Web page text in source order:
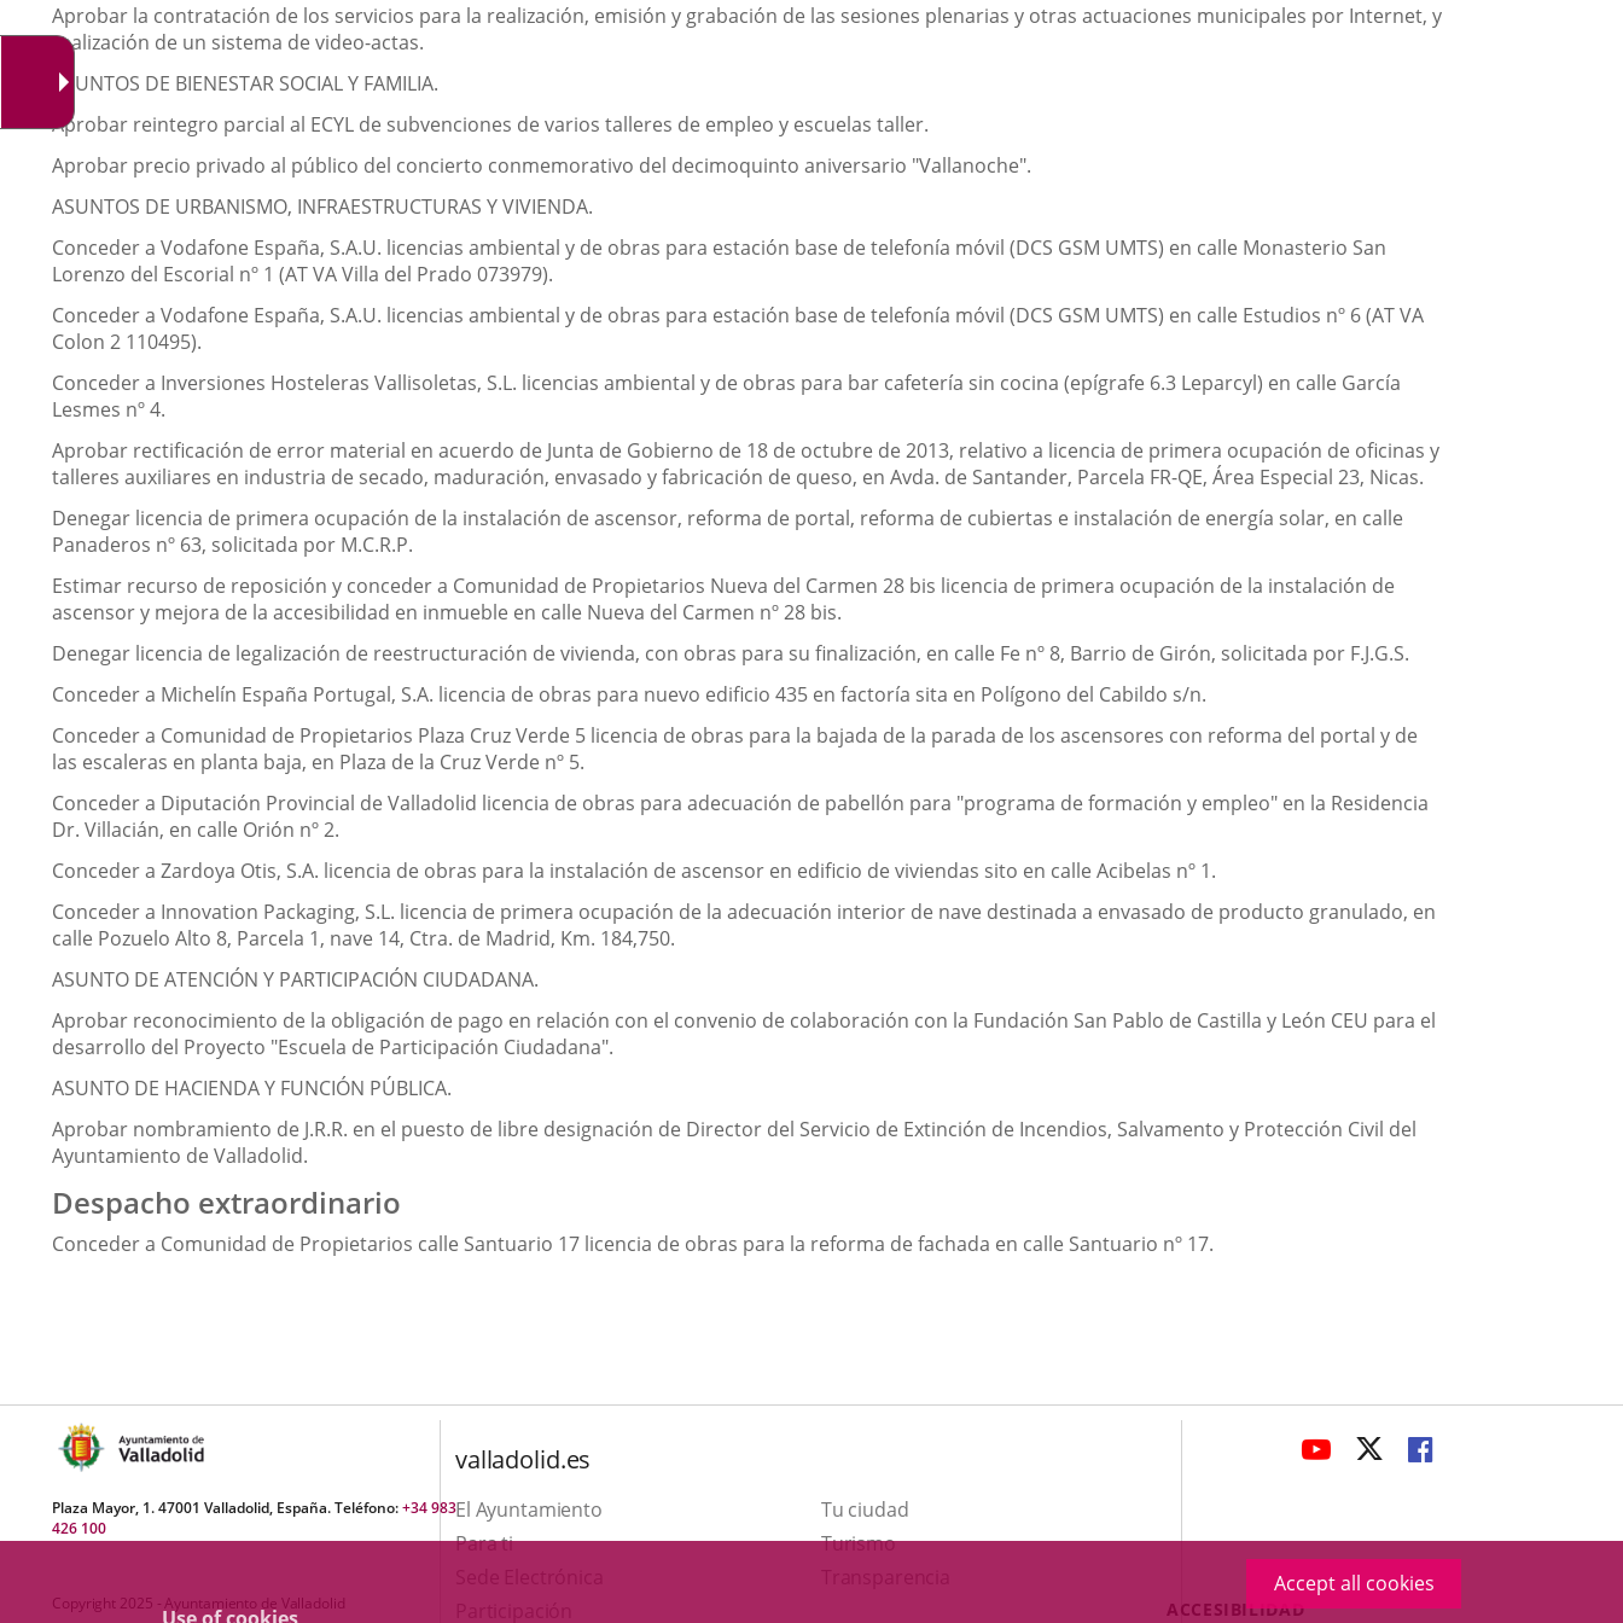
Accept all cookies
Aprobar la contratación de los servicios para la realización, emisión y grabación de las sesiones plenarias y otras actuaciones municipales por Internet, y
realización de un sistema de video-actas.
ASUNTOS DE BIENESTAR SOCIAL Y FAMILIA.
Aprobar reintegro parcial al ECYL de subvenciones de varios talleres de empleo y escuelas taller.
Aprobar precio privado al público del concierto conmemorativo del decimoquinto aniversario "Vallanoche".
ASUNTOS DE URBANISMO, INFRAESTRUCTURAS Y VIVIENDA.
Conceder a Vodafone España, S.A.U. licencias ambiental y de obras para estación base de telefonía móvil (DCS GSM UMTS) en calle Monasterio San
Lorenzo del Escorial nº 1 (AT VA Villa del Prado 073979).
Conceder a Vodafone España, S.A.U. licencias ambiental y de obras para estación base de telefonía móvil (DCS GSM UMTS) en calle Estudios nº 6 (AT VA
Colon 2 110495).
Conceder a Inversiones Hosteleras Vallisoletas, S.L. licencias ambiental y de obras para bar cafetería sin cocina (epígrafe 6.3 Leparcyl) en calle García
Lesmes nº 4.
Aprobar rectificación de error material en acuerdo de Junta de Gobierno de 18 de octubre de 2013, relativo a licencia de primera ocupación de oficinas y
talleres auxiliares en industria de secado, maduración, envasado y fabricación de queso, en Avda. de Santander, Parcela FR-QE, Área Especial 23, Nicas.
Denegar licencia de primera ocupación de la instalación de ascensor, reforma de portal, reforma de cubiertas e instalación de energía solar, en calle
Panaderos nº 63, solicitada por M.C.R.P.
Estimar recurso de reposición y conceder a Comunidad de Propietarios Nueva del Carmen 28 bis licencia de primera ocupación de la instalación de
ascensor y mejora de la accesibilidad en inmueble en calle Nueva del Carmen nº 28 bis.
Denegar licencia de legalización de reestructuración de vivienda, con obras para su finalización, en calle Fe nº 8, Barrio de Girón, solicitada por F.J.G.S.
Conceder a Michelín España Portugal, S.A. licencia de obras para nuevo edificio 435 en factoría sita en Polígono del Cabildo s/n.
Conceder a Comunidad de Propietarios Plaza Cruz Verde 5 licencia de obras para la bajada de la parada de los ascensores con reforma del portal y de
las escaleras en planta baja, en Plaza de la Cruz Verde nº 5.
Conceder a Diputación Provincial de Valladolid licencia de obras para adecuación de pabellón para "programa de formación y empleo" en la Residencia
Dr. Villacián, en calle Orión nº 2.
Conceder a Zardoya Otis, S.A. licencia de obras para la instalación de ascensor en edificio de viviendas sito en calle Acibelas nº 1.
Conceder a Innovation Packaging, S.L. licencia de primera ocupación de la adecuación interior de nave destinada a envasado de producto granulado, en
calle Pozuelo Alto 8, Parcela 1, nave 14, Ctra. de Madrid, Km. 184,750.
ASUNTO DE ATENCIÓN Y PARTICIPACIÓN CIUDADANA.
Aprobar reconocimiento de la obligación de pago en relación con el convenio de colaboración con la Fundación San Pablo de Castilla y León CEU para el
desarrollo del Proyecto "Escuela de Participación Ciudadana".
ASUNTO DE HACIENDA Y FUNCIÓN PÚBLICA.
Aprobar nombramiento de J.R.R. en el puesto de libre designación de Director del Servicio de Extinción de Incendios, Salvamento y Protección Civil del
Ayuntamiento de Valladolid.
Despacho extraordinario
Conceder a Comunidad de Propietarios calle Santuario 17 licencia de obras para la reforma de fachada en calle Santuario nº 17.
Plaza Mayor, 1. 47001 Valladolid, España. Teléfono:+34 983
426 100
Copyright 2025 - Ayuntamiento de Valladolid
valladolid.es
El Ayuntamiento
Tu ciudad
Para ti
TurismoThis
LINK
APPLICATION.
LINK
APPLICATION.
LINK
APPLICATION.
Menú
ACCESIBILIDAD